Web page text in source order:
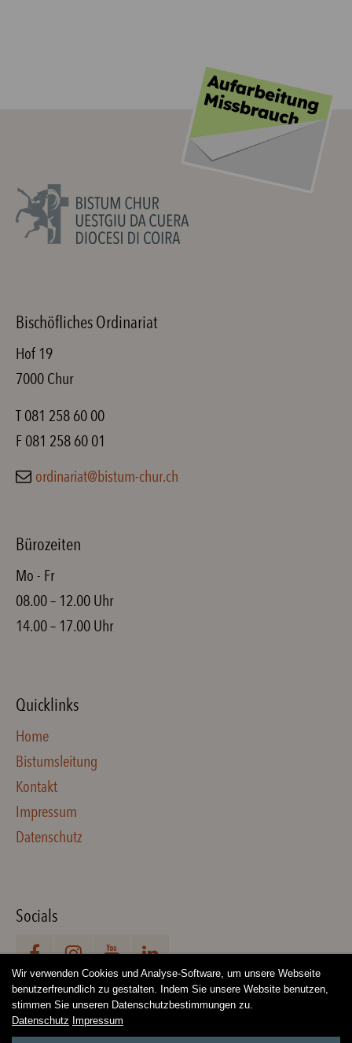
Bischöfliches Ordinariat
Hof 19
7000 Chur
T 081 258 60 00
F 081 258 60 01
ordinariat@bistum-chur.ch
Bürozeiten
Mo - Fr
08.00 – 12.00 Uhr
14.00 – 17.00 Uhr
Quicklinks
Home
Bistumsleitung
Kontakt
Impressum
Datenschutz
Socials
Wir verwenden Cookies und Analyse-Software, um unsere Webseite
benutzerfreundlich zu gestalten. Indem Sie unsere Website benutzen,
stimmen Sie unseren Datenschutzbestimmungen zu.
Datenschutz Impressum